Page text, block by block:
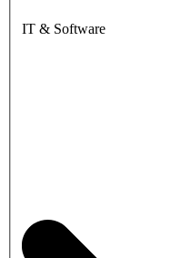
IT & Software